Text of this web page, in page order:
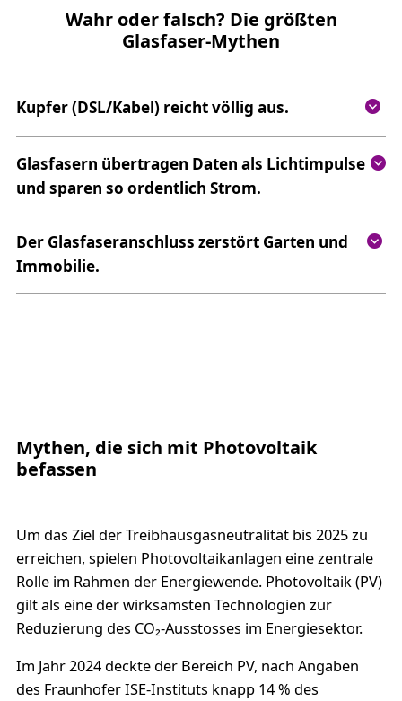
Wahr oder falsch? Die größten
Glasfaser‑Mythen
Kupfer (DSL/Kabel) reicht völlig aus.
Glasfasern übertragen Daten als Lichtimpulse
und sparen so ordentlich Strom.
Der Glasfaseranschluss zerstört Garten und
Immobilie.
Mythen, die sich mit Photovoltaik
befassen
Um das Ziel der Treibhausgasneutralität bis 2025 zu
erreichen, spielen Photovoltaikanlagen eine zentrale
Rolle im Rahmen der Energiewende. Photovoltaik (PV)
gilt als eine der wirksamsten Technologien zur
Reduzierung des CO₂-Ausstosses im Energiesektor.
Im Jahr 2024 deckte der Bereich PV, nach Angaben
des Fraunhofer ISE-Instituts knapp 14 % des